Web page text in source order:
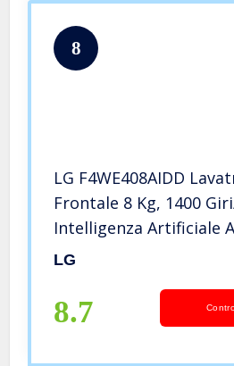
8
LG F4WE408AIDD
Frontale 8 Kg, 1400
Intelligenza Artificiale
Igienizzante, Motore
cm – Bianco
LG
8.7